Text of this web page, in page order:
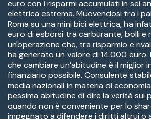
euro con i risparmi accumulati in sei
elettrica estrema. Muovendosi tra i
Roma su una mini bici elettrica, ha
euro di esborsi tra carburante, bolli e
un'operazione che, tra risparmio e
ha generato un valore di 14.000 euro.
che cambiare un’abitudine è il miglior
finanziario possibile. Consulente
media nazionali in materia di
pessima abitudine di dire la verità sui
quando non è conveniente per lo
impegnato a difendere i diritti altrui o